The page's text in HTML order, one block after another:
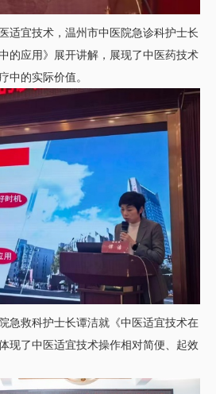
适宜技术，温州市中医院急诊科护士长
的应用》展开讲解，展现了中医药技术
中的实际价值。
急救科护士长谭洁就《中医适宜技术在
现了中医适宜技术操作相对简便、起效